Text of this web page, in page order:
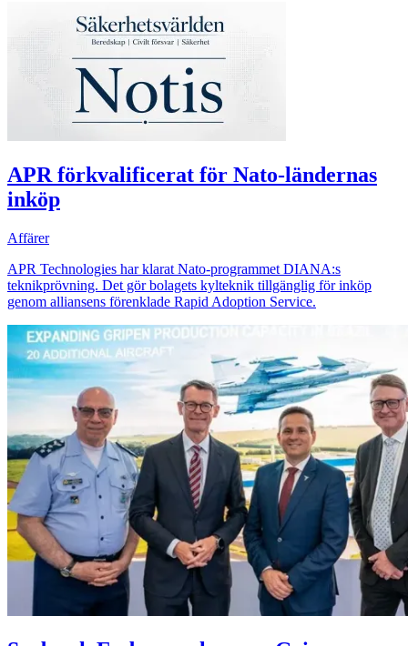
APR förkvalificerat för Nato-ländernas
inköp
Affärer
APR Technologies har klarat Nato-programmet DIANA:s
teknikprövning. Det gör bolagets kylteknik tillgänglig för inköp
genom alliansens förenklade Rapid Adoption Service.